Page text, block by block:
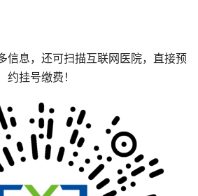
信息，还可扫描互联网医院，直接预
约挂号缴费！